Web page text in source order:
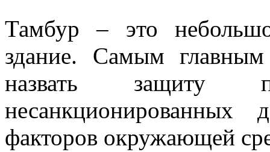
Тамбур – это
здание. Самым
назвать защиту
несанкционированных
факторов окружающей